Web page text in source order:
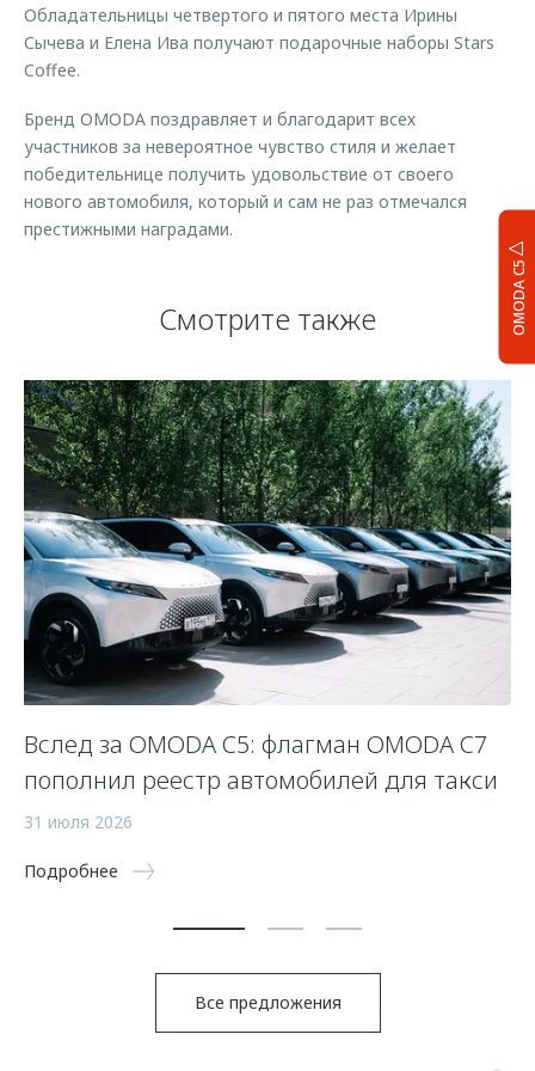
OMODA C5
Обладательницы четвертого и пятого места Ирины
Сычева и Елена Ива получают подарочные наборы Stars
Coffee.
Бренд OMODA поздравляет и благодарит всех
участников за невероятное чувство стиля и желает
победительнице получить удовольствие от своего
нового автомобиля, который и сам не раз отмечался
престижными наградами.
Смотрите также
Вслед за OMODA C5: флагман OMODA C7
пополнил реестр автомобилей для такси
31 июля 2026
Подробнее
Все предложения